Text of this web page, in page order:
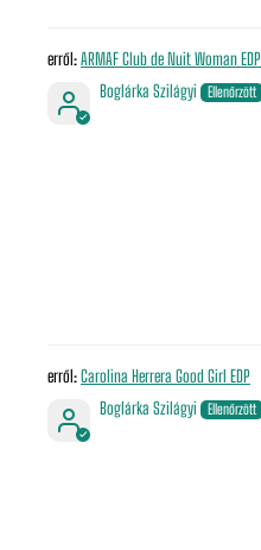
ARMAF Club de Nuit Woman EDP
Boglárka Szilágyi
Carolina Herrera Good Girl EDP
Boglárka Szilágyi